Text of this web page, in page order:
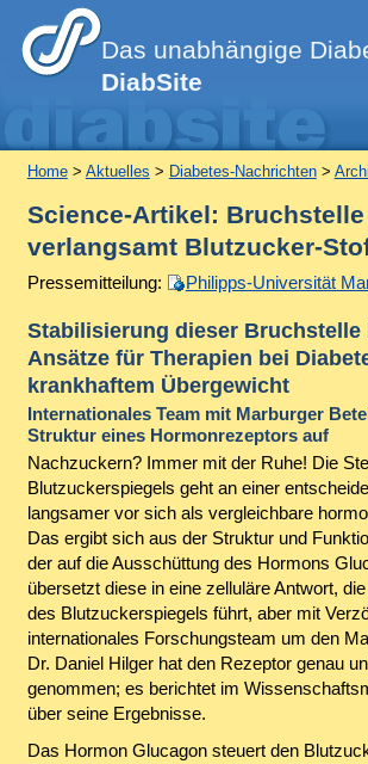
Das unabhängige
DiabSite
Home> Aktuelles > Diabetes-Nachrichten>
Science-Artikel: Bruchstelle
verlangsamt Blutzucker-
Pressemitteilung: Philipps-Universität
Stabilisierung dieser Bruchstelle
Ansätze für Therapien bei
krankhaftem Übergewicht
Internationales Team mit Marburger
Struktur eines Hormonrezeptors auf
Nachzuckern? Immer mit der Ruhe! Die
Blutzuckerspiegels geht an einer
langsamer vor sich als vergleichbare
Das ergibt sich aus der Struktur und
der auf die Ausschüttung des Hormons
übersetzt diese in eine zelluläre Antwort,
des Blutzuckerspiegels führt, aber mit
internationales Forschungsteam um den
Dr. Daniel Hilger hat den Rezeptor genau
genommen; es berichtet im
über seine Ergebnisse.
Das Hormon Glucagon steuert den